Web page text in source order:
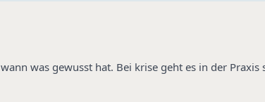
was gewusst hat. Bei krise geht es in der